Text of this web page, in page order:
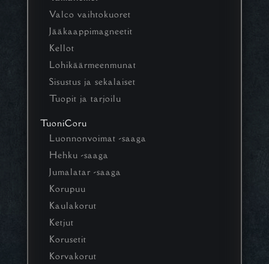
Valco vaihtokuoret
Jääkaappimagneetit
Kellot
Lohikäärmeenmunat
Sisustus ja sekalaiset
Tuopit ja tarjoilu
TuoniCoru
Luonnonvoimat -saaga
Hehku -saaga
Jumalatar -saaga
Korupuu
Kaulakorut
Ketjut
Korusetit
Korvakorut